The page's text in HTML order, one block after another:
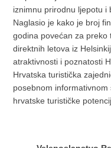
iznimnu prirodnu ljepotu i
Naglasio je kako je broj
godina povećan za
direktnih letova iz
atraktivnosti i poznatosti
Hrvatska turistička
posebnom
hrvatske turističke